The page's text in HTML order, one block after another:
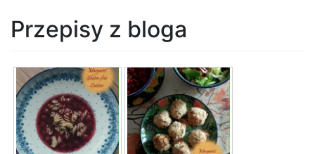
Przepisy z bloga